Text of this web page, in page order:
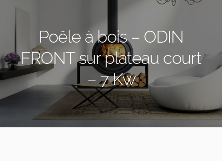
Poêle à bois – ODIN
FRONT sur plateau court
– 7 Kw